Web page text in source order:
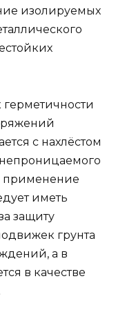
изолируемых
с нахлёстом
применение
иметь
защиту
грунта
а в
в качестве